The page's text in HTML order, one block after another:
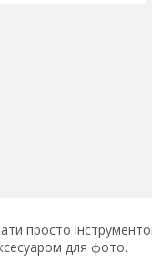
просто
для фото.